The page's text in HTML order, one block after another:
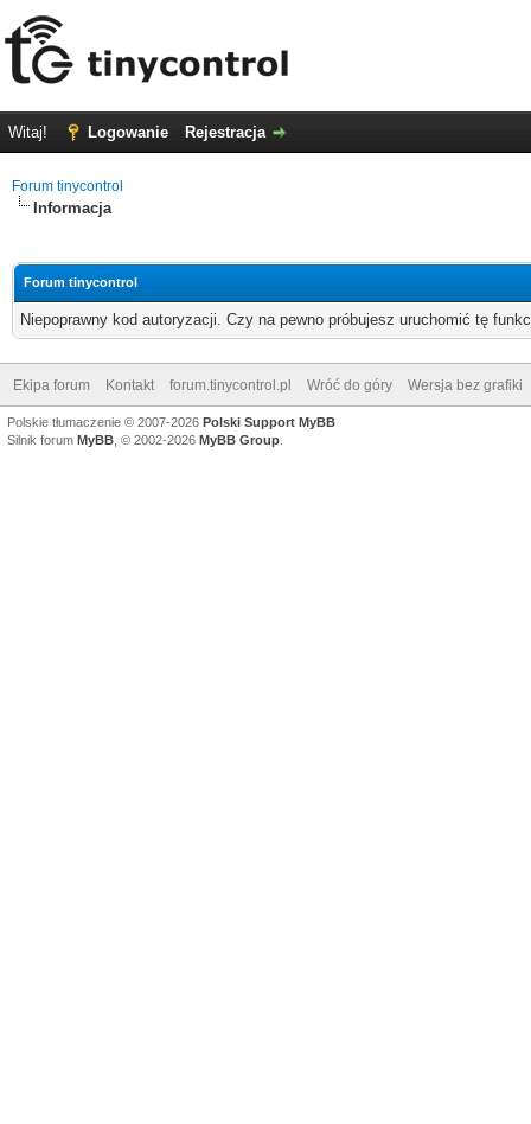
Witaj! Logowanie Rejestracja
Forum tinycontrol
Informacja
Forum tinycontrol
Niepoprawny kod autoryzacji. Czy na pewno próbujesz uruchomić tę
Ekipa forum Kontakt forum.tinycontrol.pl Wróć do góry Wersja bez grafiki
Polskie tłumaczenie © 2007-2026 Polski Support MyBB
Silnik forum MyBB , © 2002-2026 MyBB Group